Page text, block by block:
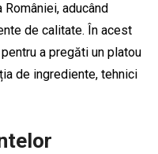
aducând
de calitate. În acest
a pregăti un platou
de ingrediente, tehnici